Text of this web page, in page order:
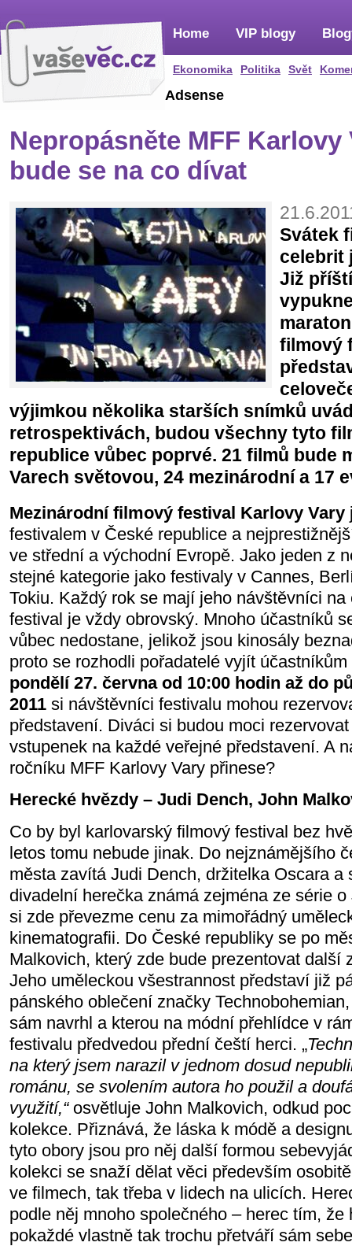
Home
Ekonomika Politika Svět
VIP blogy
Adsense
Nepropásněte MFF Karlovy
bude se na co dívat
Svátek
celebrit
Již
filmový
výjimkou několika starších snímků
retrospektivách, budou všechny tyto
republice vůbec poprvé. 21 filmů bude
Varech světovou, 24 mezinárodní a 17
Mezinárodní filmový festival Karlovy Vary
festivalem v České republice a
ve střední a východní Evropě. Jako jeden z
stejné kategorie jako festivaly v Cannes,
Tokiu. Každý rok se mají jeho návštěvníci
festival je vždy obrovský. Mnoho účastníků
vůbec nedostane, jelikož jsou kinosály
proto se rozhodli pořadatelé vyjít
pondělí 27. června od 10:00 hodin až do
2011 si návštěvníci festivalu mohou
představení. Diváci si budou moci
vstupenek na každé veřejné představení. A
ročníku MFF Karlovy Vary přinese?
Herecké hvězdy – Judi Dench, John
Co by byl karlovarský filmový festival bez
letos tomu nebude jinak. Do nejznámějšího
města zavítá Judi Dench, držitelka Oscara a
divadelní herečka známá zejména ze série
si zde převezme cenu za mimořádný
kinematografii. Do České republiky se po
Malkovich, který zde bude prezentovat další
Jeho uměleckou všestrannost představí již
pánského oblečení značky
sám navrhl a kterou na módní přehlídce v
festivalu předvedou přední čeští herci. „
na který jsem narazil v jednom dosud
románu, se svolením autora ho použil a
využití,“osvětluje John Malkovich, odkud
kolekce. Přiznává, že láska k módě a
tyto obory jsou pro něj další formou
kolekci se snaží dělat věci především
ve filmech, tak třeba v lidech na ulicích.
podle něj mnoho společného – herec tím, že
pokaždé vlastně tak trochu přetváří sám